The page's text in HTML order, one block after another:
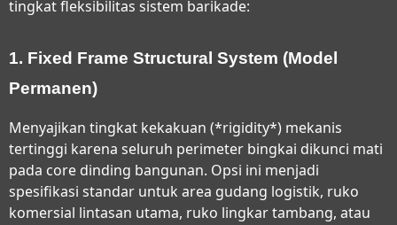
tingkat fleksibilitas sistem barikade:
1. Fixed Frame Structural System (Model
Permanen)
Menyajikan tingkat kekakuan (*rigidity*) mekanis
tertinggi karena seluruh perimeter bingkai dikunci mati
pada core dinding bangunan. Opsi ini menjadi
spesifikasi standar untuk area gudang logistik, ruko
komersial lintasan utama, ruko lingkar tambang, atau